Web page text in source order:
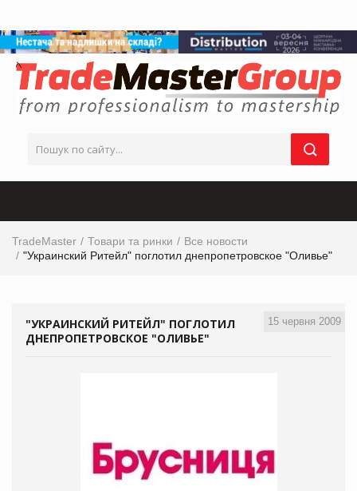
TradeMaster Товари та ринки
Все новости
"Украинский Ритейл" поглотил днепропетровское "Оливье"
15 червня 2009
"УКРАИНСКИЙ РИТЕЙЛ" ПОГЛОТИЛ
ДНЕПРОПЕТРОВСКОЕ "ОЛИВЬЕ"